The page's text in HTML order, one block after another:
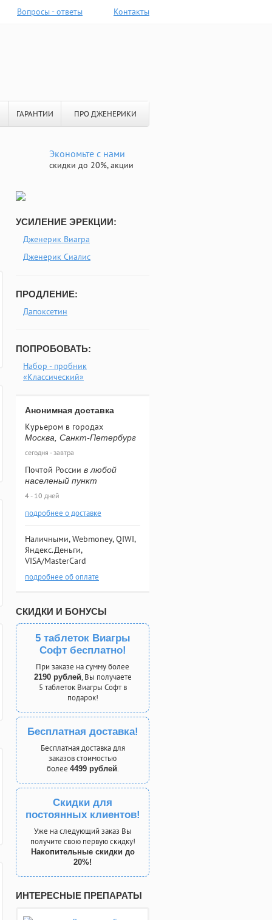
Вопросы - ответы Контакты
ГАРАНТИИ ПРО ДЖЕНЕРИКИ
Экономьте с нами
скидки до 20%, акции
УСИЛЕНИЕ ЭРЕКЦИИ:
Дженерик Виагра
Дженерик Сиалис
ПРОДЛЕНИЕ:
Дапоксетин
ПОПРОБОВАТЬ:
Набор - пробник
«Классический»
Анонимная доставка
Курьером в городах
Москва, Санкт-Петербург
сегодня - завтра
Почтой России в любой
населеный пункт
4 - 10 дней
подробнее о доставке
Наличными, Webmoney, QIWI,
Яндекс.Деньги,
VISA/MasterCard
подробнее об оплате
СКИДКИ И БОНУСЫ
5 таблеток Виагры
Софт бесплатно!
При заказе на сумму более
2190 рублей, Вы получаете
5 таблеток Виагры Софт в
подарок!
Бесплатная доставка!
Бесплатная доставка для
заказов стоимостью
более 4499 рублей.
Скидки для
постоянных клиентов!
Уже на следующий заказ Вы
получите свою первую скидку!
Накопительные скидки до
20%!
ИНТЕРЕСНЫЕ ПРЕПАРАТЫ